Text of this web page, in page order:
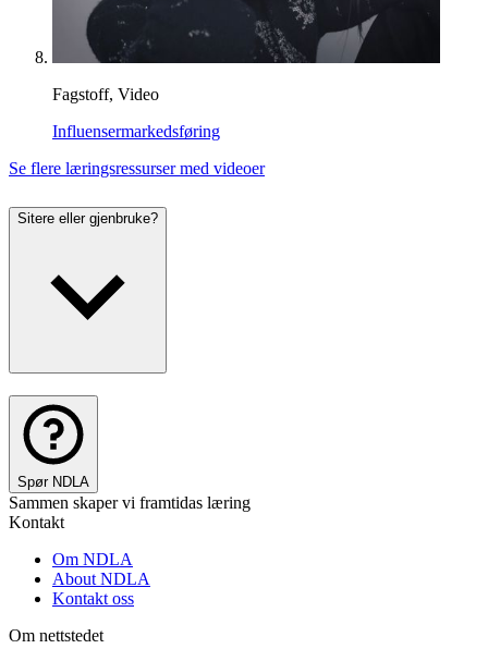
Fagstoff, Video
Influensermarkedsføring
Se flere læringsressurser med videoer
Sitere eller gjenbruke?
Spør NDLA
Sammen skaper vi framtidas læring
Kontakt
Om NDLA
About NDLA
Kontakt oss
Om nettstedet